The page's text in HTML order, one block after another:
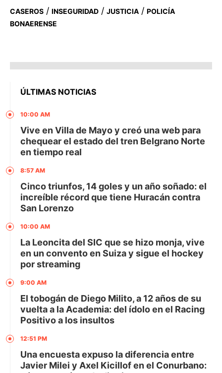
CASEROS / INSEGURIDAD / JUSTICIA / POLICÍA
BONAERENSE
ÚLTIMAS NOTICIAS
10:00 AM
Vive en Villa de Mayo y creó una web para
chequear el estado del tren Belgrano Norte
en tiempo real
8:57 AM
Cinco triunfos, 14 goles y un año soñado: el
increíble récord que tiene Huracán contra
San Lorenzo
10:00 AM
La Leoncita del SIC que se hizo monja, vive
en un convento en Suiza y sigue el hockey
por streaming
9:00 AM
El tobogán de Diego Milito, a 12 años de su
vuelta a la Academia: del ídolo en el Racing
Positivo a los insultos
12:51 PM
Una encuesta expuso la diferencia entre
Javier Milei y Axel Kicillof en el Conurbano: